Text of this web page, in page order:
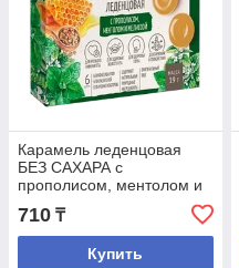
Карамель леденцовая
БЕЗ САХАРА с
прополисом, ментолом и
мелиссой 19 гр.
710 ₸
Купить